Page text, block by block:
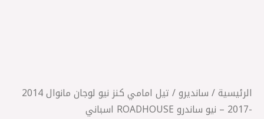
الرئيسية/ سانديرو
/ تيل امامي كنز نيو لوجان مانوال 2014
-2017 – نيو ساندرو ROADHOUSE اسباني
ساندرو
ROADHOUSE